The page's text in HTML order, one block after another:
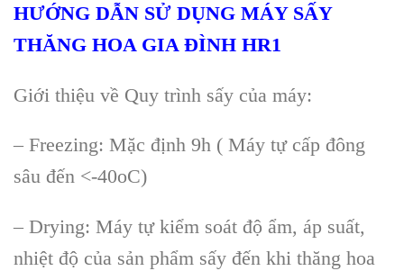
HƯỚNG DẪN SỬ DỤNG MÁY SẤY
THĂNG HOA GIA ĐÌNH HR1
Giới thiệu về Quy trình sấy của máy:
– Freezing: Mặc định 9h ( Máy tự cấp đông
sâu đến <-40oC)
– Drying: Máy tự kiểm soát độ ẩm, áp suất,
nhiệt độ của sản phẩm sấy đến khi thăng hoa